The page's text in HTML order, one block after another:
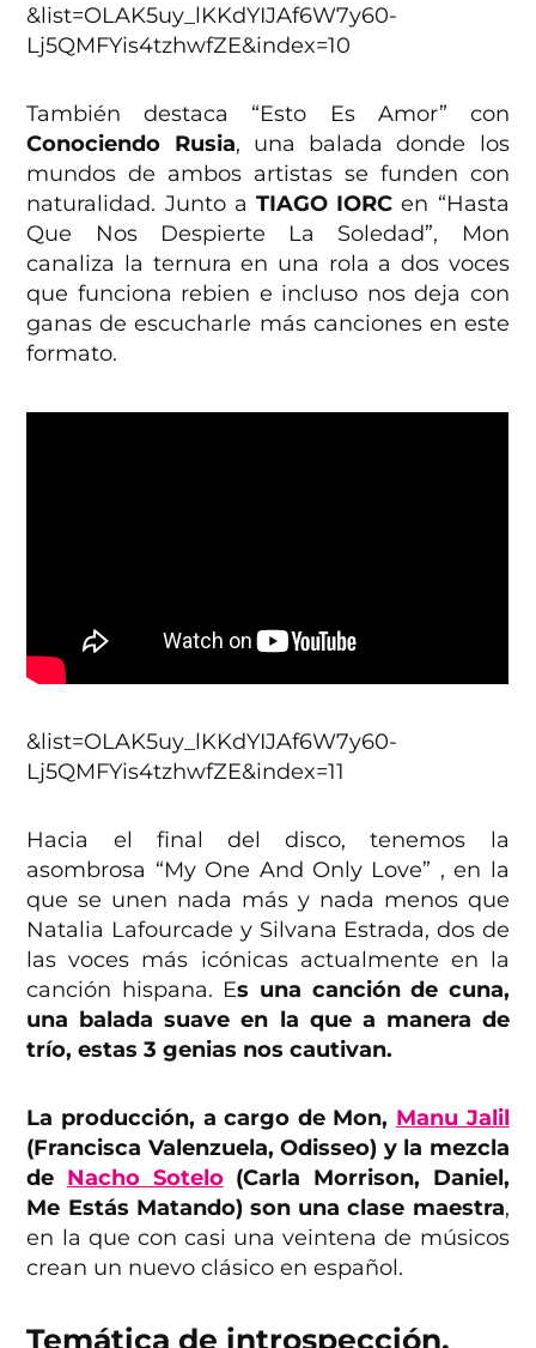
&list=OLAK5uy_lKKdYIJAf6W7y60-
Lj5QMFYis4tzhwfZE&index=10
También destaca “Esto Es Amor” con
Conociendo Rusia, una balada donde los
mundos de ambos artistas se funden con
naturalidad. Junto a TIAGO IORCen “Hasta
Que Nos Despierte La Soledad”, Mon
canaliza la ternura en una rola a dos voces
que funciona rebien e incluso nos deja con
ganas de escucharle más canciones en este
formato.
&list=OLAK5uy_lKKdYIJAf6W7y60-
Lj5QMFYis4tzhwfZE&index=11
Hacia el final del disco, tenemos la
asombrosa “My One And Only Love” , en la
que se unen nada más y nada menos que
Natalia Lafourcade y Silvana Estrada, dos de
las voces más icónicas actualmente en la
canción hispana. Es una canción de cuna,
una balada suave en la que a manera de
trío, estas 3 genias nos cautivan.
La producción, a cargo de Mon, Manu Jalil
(Francisca Valenzuela, Odisseo) y la mezcla
de Nacho Sotelo(Carla Morrison, Daniel,
Me Estás Matando) son una clase maestra,
en la que con casi una veintena de músicos
crean un nuevo clásico en español.
Temática de introspección,